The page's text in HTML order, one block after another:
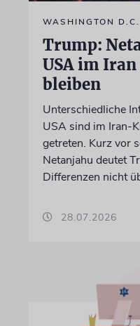
WASHINGTON D.C.
Trump:
USA im
bleiben
Unterschiedliche
USA sind im Iran-
getreten. Kurz vor
Netanjahu deutet
Differenzen nicht
28.07.2026